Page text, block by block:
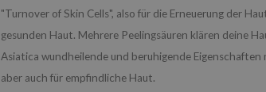
"Turnover of Skin Cells", also für die Erneuerung der
gesunden Haut. Mehrere Peelingsäuren klären deine
Asiatica wundheilende und beruhigende
aber auch für empfindliche Haut.